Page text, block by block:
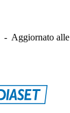
- Aggiornato alle